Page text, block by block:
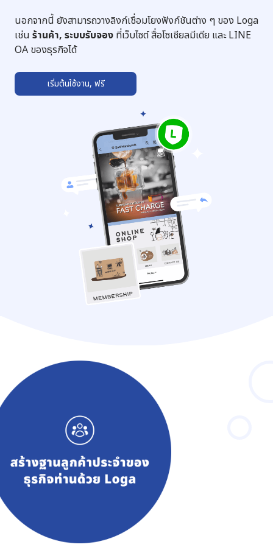
นอกจากนี้ ยังสามารถวางลิงก์เชื่อมโยงฟังก์ชันต่าง ๆ ของ Loga
เช่น ร้านค้า, ระบบรับจอง ที่เว็บไซต์ สื่อโซเชียลมีเดีย และ LINE
OA ของธุรกิจได้
เริ่มต้นใช้งาน, ฟรี➔